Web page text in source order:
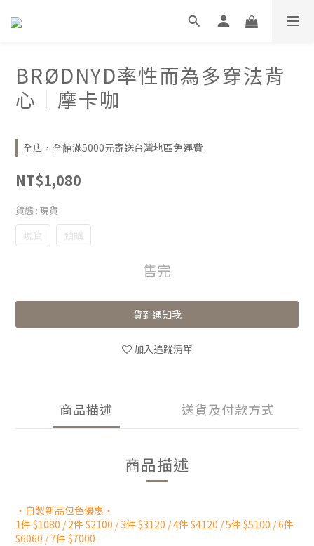
BRØDNYD率性而為多穿法背
心｜摩卡咖
全店，全館滿5000元寄送台灣地區免運費
NT$1,080
貨態 : 現貨
現貨 預購
售完
貨到通知我
加入追蹤清單
商品描述 送貨及付款方式
商品描述
・ 自製新品包色優惠 ・
1件 $1080 / 2件 $2100 / 3件 $3120 / 4件 $4120 / 5件 $5100 / 6件
$6060 / 7件 $7000